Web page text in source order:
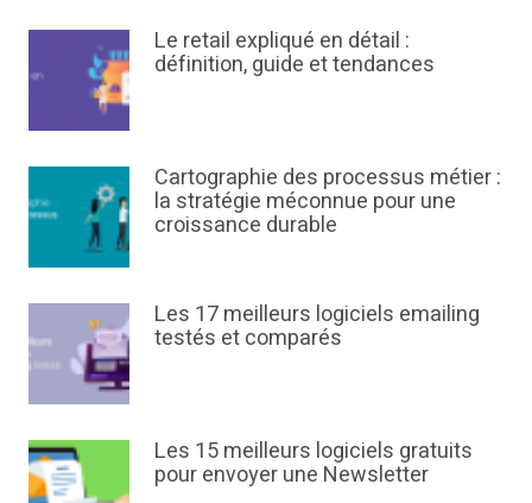
Le retail expliqué en détail :
définition, guide et tendances
Cartographie des processus métier :
la stratégie méconnue pour une
croissance durable
Les 17 meilleurs logiciels emailing
testés et comparés
Les 15 meilleurs logiciels gratuits
pour envoyer une Newsletter